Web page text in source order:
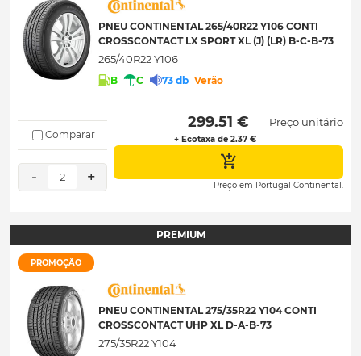
PNEU CONTINENTAL 265/40R22 Y106 CONTI
CROSSCONTACT LX SPORT XL (J) (LR) B-C-B-73
265/40R22 Y106
B C 73 db Verão
Comparar
- 2 +
299.51 €
+ Ecotaxa de 2.37 €
Preço unitário
Preço em Portugal Continental.
PREMIUM
PROMOÇÃO
PNEU CONTINENTAL 275/35R22 Y104 CONTI
CROSSCONTACT UHP XL D-A-B-73
275/35R22 Y104